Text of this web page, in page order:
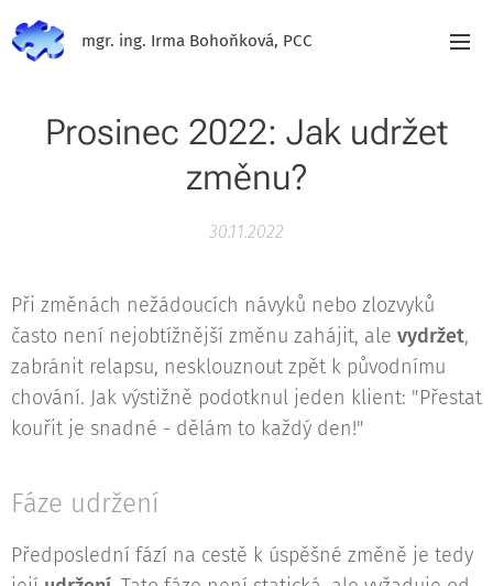
mgr. ing. Irma Bohoňková, PCC
Prosinec 2022: Jak udržet
změnu?
30.11.2022
Při změnách nežádoucích návyků nebo zlozvyků
často není nejobtížnější změnu zahájit, ale vydržet,
zabránit relapsu, nesklouznout zpět k původnímu
chování. Jak výstižně podotknul jeden klient: "Přestat
kouřit je snadné - dělám to každý den!"
Fáze udržení
Předposlední fází na cestě k úspěšné změně je tedy